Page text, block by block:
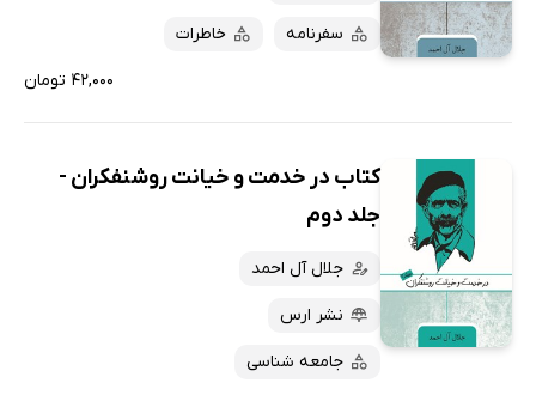
سفرنامه خاطرات
۴۲,۰۰۰ تومان
کتاب در خدمت و خیانت روشنفکران -
جلد دوم
جلال آل احمد
نشر ارس
جامعه شناسی